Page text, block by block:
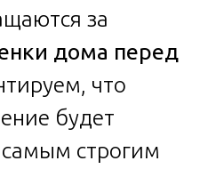
за
дома перед
что
будет
самым строгим